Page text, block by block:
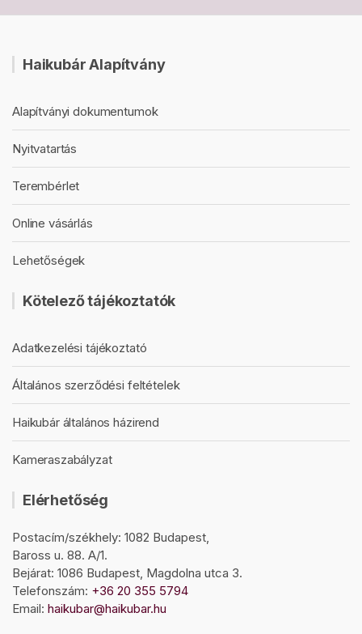
Haikubár Alapítvány
Alapítványi dokumentumok
Nyitvatartás
Terembérlet
Online vásárlás
Lehetőségek
Kötelező tájékoztatók
Adatkezelési tájékoztató
Általános szerződési feltételek
Haikubár általános házirend
Kameraszabályzat
Elérhetőség
Postacím/székhely: 1082 Budapest,
Baross u. 88. A/1.
Bejárat: 1086 Budapest, Magdolna utca 3.
Telefonszám: +36 20 355 5794
Email: haikubar@haikubar.hu